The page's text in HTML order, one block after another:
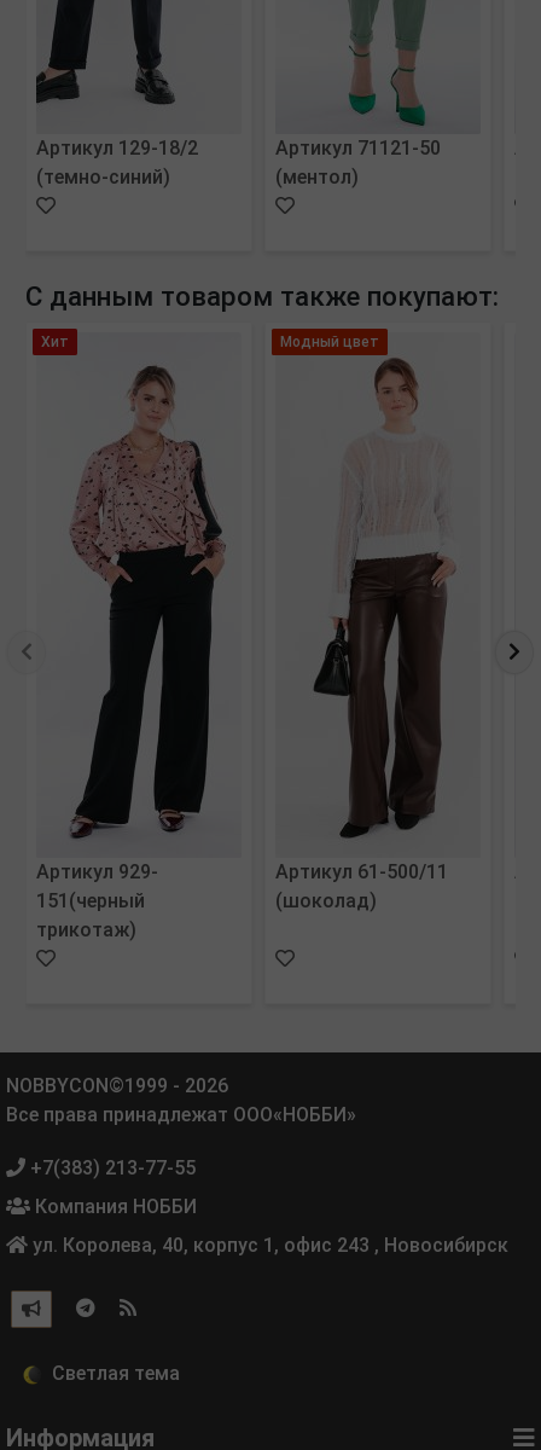
Артикул 129-18/2
(темно-синий)
Артикул 71121-50
(ментол)
С данным товаром также покупают:
Хит
Артикул 929-
151(черный
трикотаж)
Модный цвет
Артикул 61-500/11
(шоколад)
NOBBYCON©1999 - 2026
Все права принадлежат ООО«НОББИ»
+7(383) 213-77-55
Компания НОББИ
ул. Королева, 40, корпус 1, офис 243 , Новосибирск
Информация